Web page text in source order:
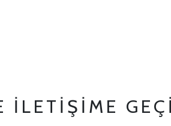
İLETIŞIME